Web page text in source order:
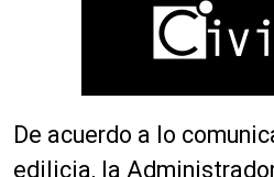
De acuerdo a lo
edilicia, la